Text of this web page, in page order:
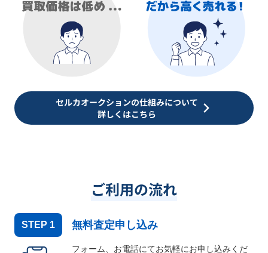
セルカオークションの仕組みについて
詳しくはこちら
ご利用の流れ
STEP 1 無料査定申し込み
フォーム、お電話にてお気軽にお申し込みくだ